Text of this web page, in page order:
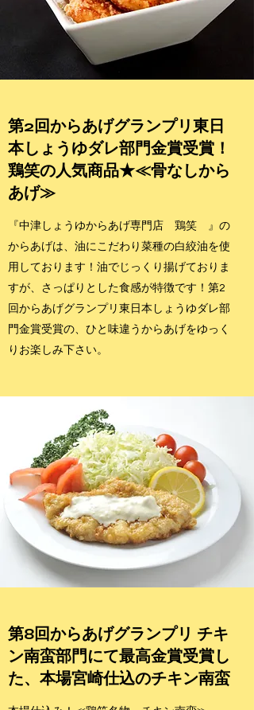
第2回からあげグランプリ東日
本しょうゆダレ部門金賞受賞！
鶏笑の人気商品★≪骨なしから
あげ≫
『中津しょうゆからあげ専門店 鶏笑 』の
からあげは、油にこだわり菜種の白絞油を使
用しております！油でじっくり揚げておりま
すが、さっぱりとした食感が特徴です！第2
回からあげグランプリ東日本しょうゆダレ部
門金賞受賞の、ひと味違うからあげをゆっく
りお楽しみ下さい。
第8回からあげグランプリ チキ
ン南蛮部門にて最高金賞受賞し
た、本場宮崎仕込のチキン南蛮